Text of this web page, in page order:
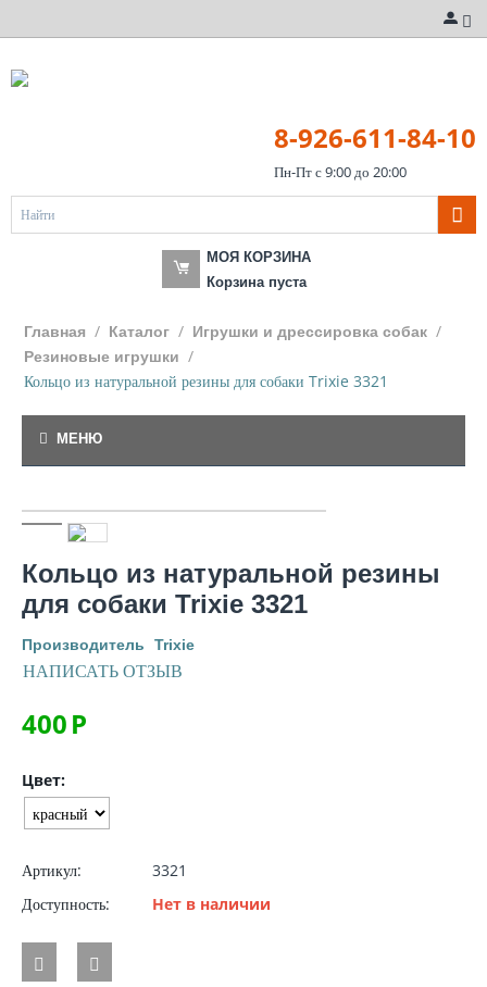
8-926-611-84-10
Пн-Пт с 9:00 до 20:00
МОЯ КОРЗИНА
Корзина пуста
Главная / Каталог / Игрушки и дрессировка собак /
Резиновые игрушки /
Кольцо из натуральной резины для собаки Trixie 3321
МЕНЮ
Кольцо из натуральной резины
для собаки Trixie 3321
Производитель Trixie
НАПИСАТЬ ОТЗЫВ
400Р
Цвет:
Артикул:
3321
Доступность:
Нет в наличии